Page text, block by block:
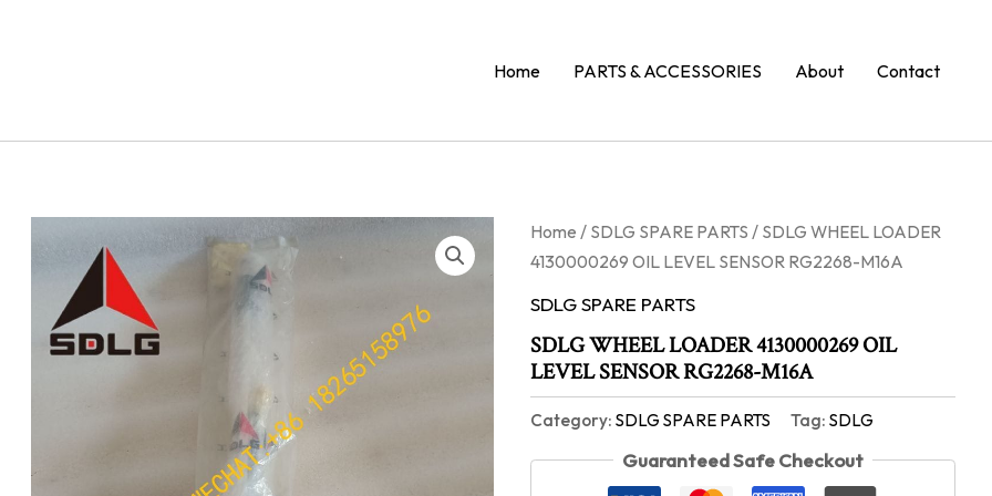
Home PARTS & ACCESSORIES About Contact
Home / SDLG SPARE PARTS / SDLG WHEEL LOADER
4130000269 OIL LEVEL SENSOR RG2268-M16A
SDLG SPARE PARTS
SDLG WHEEL LOADER 4130000269 OIL
LEVEL SENSOR RG2268-M16A
Category: SDLG SPARE PARTS Tag: SDLG
Guaranteed Safe Checkout